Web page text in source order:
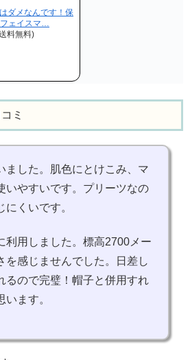
ダメなんです！保
ェイスマ…
料無料)
ミ
ました。肌色にとけこみ、マ
いやすいです。プリーツなの
くいです。
利用しました。標高2700メー
を感じませんでした。日差し
るので完璧！帽子と併用すれ
ます。